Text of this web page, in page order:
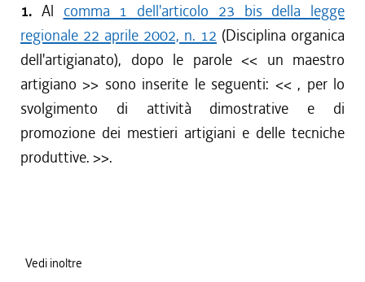
dal 13/11/2015 al 31/12/2015
dal 01/10/2015 al 12/11/2015
dal 11/08/2015 al 30/09/2015
dal 23/07/2015 al 10/08/2015
dal 26/02/2015 al 22/07/2015
1. Al comma 1 dell'articolo 23 bis della legge
regionale 22 aprile 2002, n. 12 (Disciplina organica
dell'artigianato), dopo le parole << un maestro
artigiano >> sono inserite le seguenti: <<, per lo
svolgimento di attività dimostrative e di
promozione dei mestieri artigiani e delle tecniche
produttive. >>.
Vedi inoltre